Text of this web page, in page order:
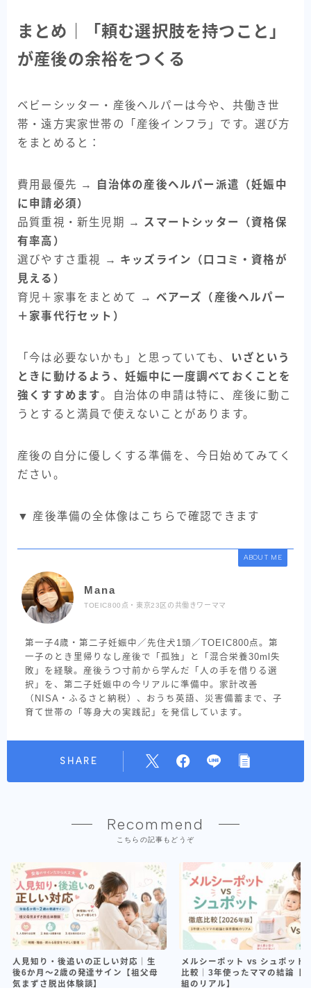
まとめ｜「頼む選択肢を持つこと」
が産後の余裕をつくる
ベビーシッター・産後ヘルパーは今や、共働き世
帯・遠方実家世帯の「産後インフラ」です。選び方
をまとめると：
費用最優先 →
自治体の産後ヘルパー派遣（妊娠中
に申請必須）
品質重視・新生児期 → スマートシッター（資格保
有率高）
選びやすさ重視 → キッズライン（口コミ・資格が
見える）
育児＋家事をまとめて → ベアーズ（産後ヘルパー
＋家事代行セット）
「今は必要ないかも」と思っていても、 いざという
ときに動けるよう、妊娠中に一度調べておくことを
強くすすめます。自治体の申請は特に、産後に動こ
うとすると満員で使えないことがあります。
産後の自分に優しくする準備を、今日始めてみてく
ださい。
▼ 産後準備の全体像はこちらで確認できます
ABOUT ME
Mana
TOEIC800点・東京23区の共働きワーママ
第一子4歳・第二子妊娠中／先住犬1頭／TOEIC800点。第
一子のとき里帰りなし産後で「孤独」と「混合栄養30ml失
敗」を経験。産後うつ寸前から学んだ「人の手を借りる選
択」を、第二子妊娠中の今リアルに準備中。家計改善
（NISA・ふるさと納税）、おうち英語、災害備蓄まで、子
育て世帯の「等身大の実践記」を発信しています。
SHARE
Recommend
こちらの記事もどうぞ
人見知り・後追いの正しい対応｜生
後6か月〜2歳の発達サイン【祖父母
気まずさ脱出体験談】
メルシーポット vs シュポット
比較｜3年使ったママの結論【
組のリアル】